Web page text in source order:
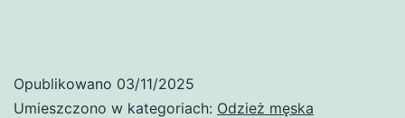
Opublikowano 03/11/2025
Umieszczono w kategoriach: Odzież męska